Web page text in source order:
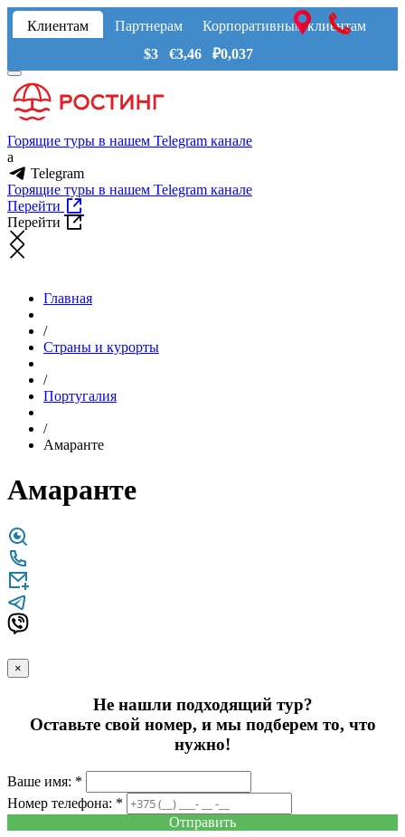
Клиентам Партнерам
Корпоративным клиентам
$3 €3,46 ₽0,037
Горящие туры в нашем Telegram канале
a
Telegram
Горящие туры в нашем Telegram канале
Перейти
Перейти
Главная
/
Страны и курорты
/
Португалия
/
Амаранте
Амаранте
×
Не нашли подходящий тур?
Оставьте свой номер, и мы подберем то, что
нужно!
Ваше имя: *
Номер телефона: *
Отправить